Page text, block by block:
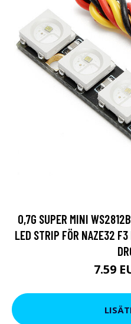
0,7G SUPER MINI
LED STRIP FÖR NAZE32
7.59